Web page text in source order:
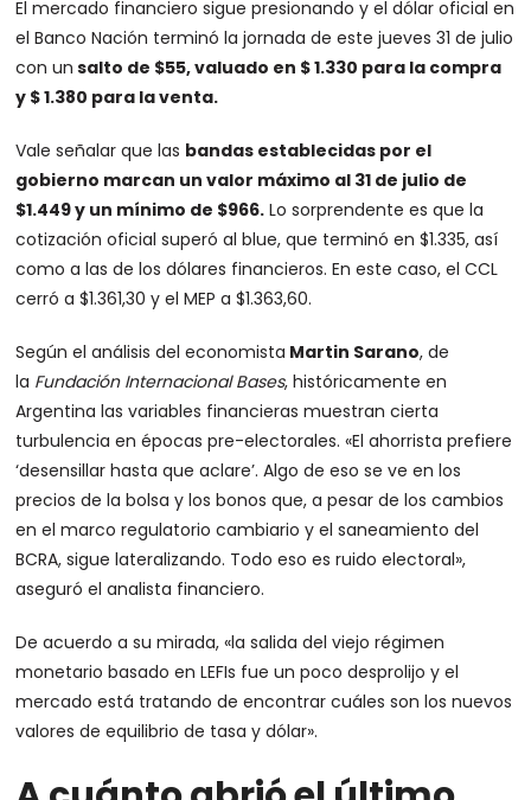
El mercado financiero sigue presionando y el dólar oficial en
el Banco Nación terminó la jornada de este jueves 31 de julio
con un salto de $55, valuado en $ 1.330 para la compra
y $ 1.380 para la venta.
Vale señalar que las bandas establecidas por el
gobierno marcan un valor máximo al 31 de julio de
$1.449 y un mínimo de $966. Lo sorprendente es que la
cotización oficial superó al blue, que terminó en $1.335, así
como a las de los dólares financieros. En este caso, el CCL
cerró a $1.361,30 y el MEP a $1.363,60.
Según el análisis del economista Martin Sarano, de
la Fundación Internacional Bases, históricamente en
Argentina las variables financieras muestran cierta
turbulencia en épocas pre-electorales. «El ahorrista prefiere
‘desensillar hasta que aclare’. Algo de eso se ve en los
precios de la bolsa y los bonos que, a pesar de los cambios
en el marco regulatorio cambiario y el saneamiento del
BCRA, sigue lateralizando. Todo eso es ruido electoral»,
aseguró el analista financiero.
De acuerdo a su mirada, «la salida del viejo régimen
monetario basado en LEFIs fue un poco desprolijo y el
mercado está tratando de encontrar cuáles son los nuevos
valores de equilibrio de tasa y dólar».